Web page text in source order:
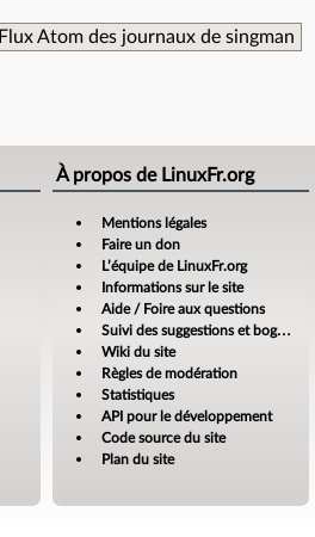
Flux Atom des journaux de singman
À propos de LinuxFr.org
Mentions légales
Faire un don
L’équipe de LinuxFr.org
Informations sur le site
Aide / Foire aux questions
Suivi des suggestions et bogues
Wiki du site
Règles de modération
Statistiques
API pour le développement
Code source du site
Plan du site